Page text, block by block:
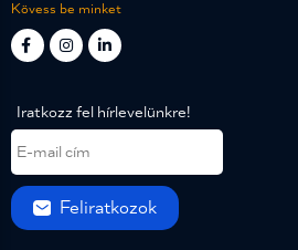
Kövess be minket
Iratkozz fel hírlevelünkre!
Feliratkozok